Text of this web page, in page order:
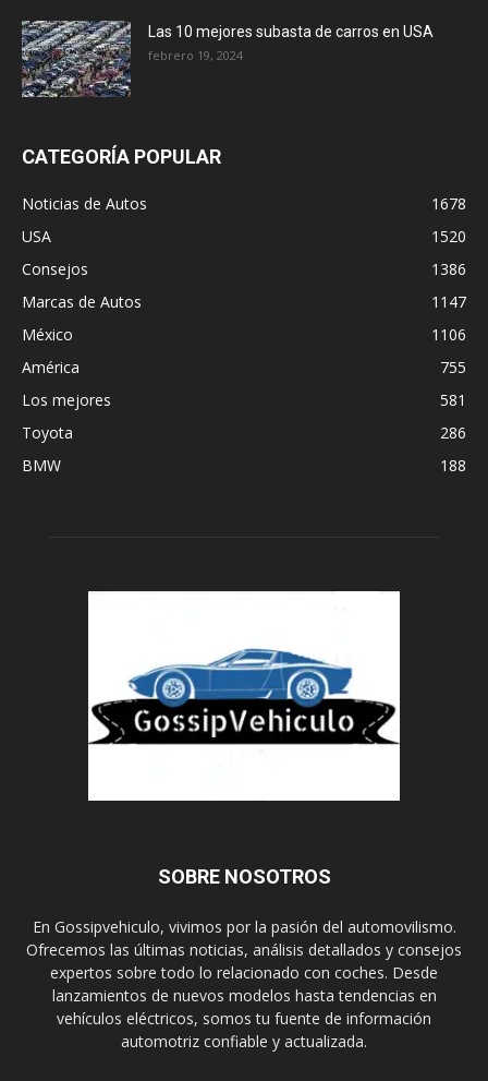
Las 10 mejores subasta de carros en USA
febrero 19, 2024
CATEGORÍA POPULAR
Noticias de Autos
1678
USA
1520
Consejos
1386
Marcas de Autos
1147
México
1106
América
755
Los mejores
581
Toyota
286
BMW
188
SOBRE NOSOTROS
En Gossipvehiculo, vivimos por la pasión del automovilismo.
Ofrecemos las últimas noticias, análisis detallados y consejos
expertos sobre todo lo relacionado con coches. Desde
lanzamientos de nuevos modelos hasta tendencias en
vehículos eléctricos, somos tu fuente de información
automotriz confiable y actualizada.